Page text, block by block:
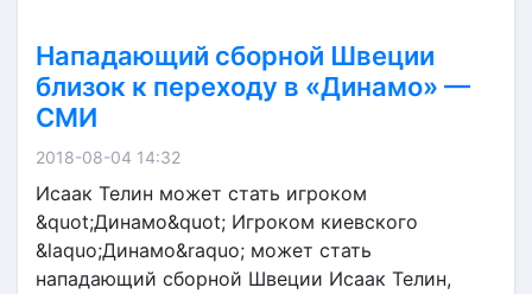
Нападающий сборной Швеции
близок к переходу в «Динамо» —
СМИ
2018-08-04 14:32
Исаак Телин может стать игроком
&quot;Динамо&quot; Игроком киевского
&laquo;Динамо&raquo; может стать
нападающий сборной Швеции Исаак Телин,